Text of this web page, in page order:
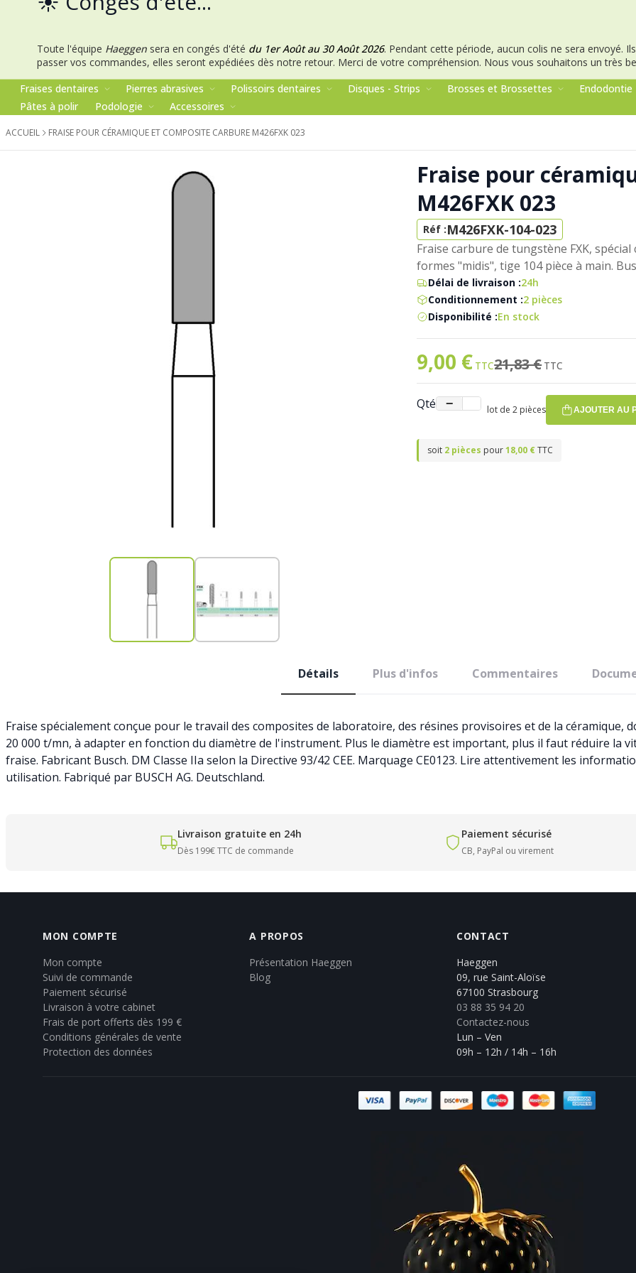
Toute l'équipe Haeggen sera en congés d'été du 1er Août au 30 Août 2026. Pendant cette période, aucun colis ne sera envoyé.
passer vos commandes, elles seront expédiées dès notre retour. Merci de votre compréhension. Nous vous souhaitons un très
Fraises dentaires Pierres abrasives Polissoirs dentaires Disques - Strips Brosses et Brossettes Endodontie
Pâtes à polir
Podologie Accessoires
ACCUEIL FRAISE POUR CÉRAMIQUE ET COMPOSITE CARBURE M426FXK 023
Fraise pour
M426FXK 023
Réf :M426FXK-104-023
Fraise carbure de tungstène FXK,
formes "midis", tige 104 pièce à main.
Délai de livraison :24h
Conditionnement :2 pièces
Disponibilité :En stock
Prix spécial
9,00 € Ancien prix
21,83 €
Qté − +
lot de 2 pièces AJOUTER AU
soit 2 pièces pour18,00 €TTC
Détails
Fraise spécialement conçue pour le travail des composites de laboratoire, des résines provisoires et de la céramique,
20 000 t/mn, à adapter en fonction du diamètre de l'instrument. Plus le diamètre est important, plus il faut réduire la
fraise. Fabricant Busch. DM Classe IIa selon la Directive 93/42 CEE. Marquage CE0123. Lire attentivement les
utilisation. Fabriqué par BUSCH AG. Deutschland.
Plus d'infos Commentaires
Livraison gratuite en 24h
Dès 199€ TTC de commande
Paiement sécurisé
CB, PayPal ou virement
MON COMPTE
Mon compte
Suivi de commande
Paiement sécurisé
Livraison à votre cabinet
Frais de port offerts dès 199 €
Conditions générales de vente
Protection des données
A PROPOS
Présentation Haeggen
Blog
CONTACT
Haeggen
09, rue Saint-Aloïse
67100 Strasbourg
03 88 35 94 20
Contactez-nous
Lun – Ven
09h – 12h / 14h – 16h